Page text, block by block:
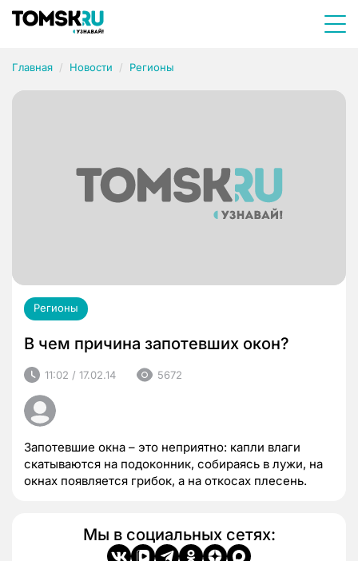
Главная Новости Регионы
Регионы
В чем причина запотевших окон?
11:02 / 17.02.14 5672
Запотевшие окна – это неприятно: капли влаги
скатываются на подоконник, собираясь в лужи, на
окнах появляется грибок, а на откосах плесень.
Мы в социальных сетях: